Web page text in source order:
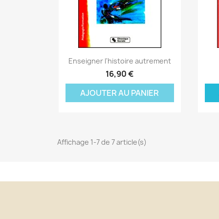
Aperçu rapide
Enseigner l'histoire autrement
16,90 €
AJOUTER AU PANIER
Affichage 1-7 de 7 article(s)